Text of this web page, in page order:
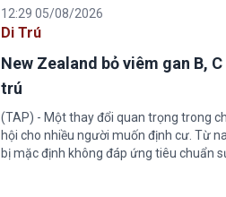
12:29 05/08/2026
Di Trú
New Zealand bỏ viêm gan B,
trú
(TAP) - Một thay đổi quan trọng trong
hội cho nhiều người muốn định cư. Từ
bị mặc định không đáp ứng tiêu chuẩn